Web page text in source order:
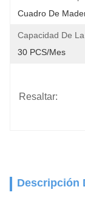
Cuadro De
Capacidad De
30 PCS/mes
Resaltar:
Descripción